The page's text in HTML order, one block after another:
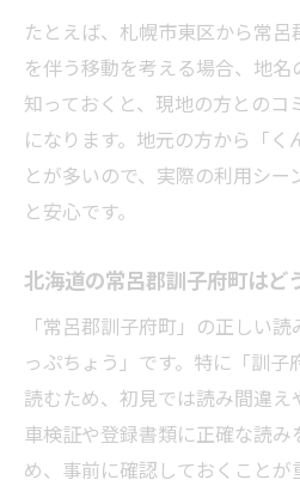
移動計画に役立つ札幌市
車検と移動に便利な
情報
訓子府町へのアクセ
札幌市東区からの移
車検予定者必見の移動
車検施設選びに欠かせない
車検施設選びで重視
訓子府町の正しい地
車検施設検索で役立
地名誤認が車検施設
たとえば、札幌市東区から常
を伴う移動を考える場合、地
知っておくと、現地の方とのコ
になります。地元の方から「く
とが多いので、実際の利用シー
と安心です。
北海道の常呂郡訓子府町はど
「常呂郡訓子府町」の正しい
っぷちょう」です。特に「訓子
読むため、初見では読み間違え
車検証や登録書類に正確な読
め、事前に確認しておくことが